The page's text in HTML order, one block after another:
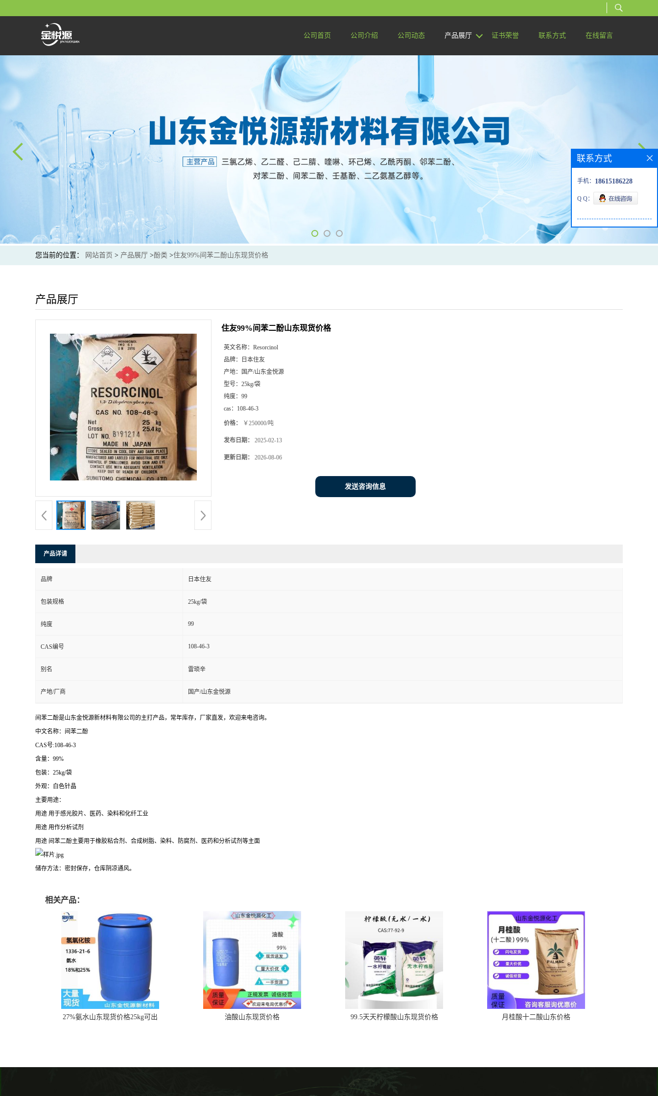
公司首页 公司介绍 公司动态 产品展厅 证书荣誉 联系方式 在线留言
您当前的位置： 网站首页 > 产品展厅 >酚类 >住友99%间苯二酚山东现货价格
产品展厅
住友99%间苯二酚山东现货价格
英文名称： Resorcinol
品牌：
日本住友
产地：
国产/山东金悦源
型号： 25kg/袋
纯度： 99
cas： 108-46-3
价格： ￥250000/吨
发布日期： 2025-02-13
更新日期： 2026-08-06
发送咨询信息
产品详请
品牌 日本住友
包装规格 25kg/袋
纯度 99
CAS编号 108-46-3
别名 雷琐辛
产地/厂商 国产/山东金悦源
间苯二酚是山东金悦源新材料有限公司的主打产品，常年库存，厂家直发，欢迎来电咨询。
中文名称：间苯二酚
CAS号:108-46-3
含量：99%
包装：25kg/袋
外观：白色针晶
主要用途：
用途 用于感光胶片、医药、染料和化纤工业
用途 用作分析试剂
用途 间苯二酚主要用于橡胶粘合剂、合成树脂、染料、防腐剂、医药和分析试剂等主面
储存方法：密封保存，仓库阴凉通风。
相关产品：
27%氨水山东现货价格25kg可出 油酸山东现货价格 99.5天天柠檬酸山东现货价格 月桂酸十二酸山东价格
联系方式
手机： 18615186228
Q Q：